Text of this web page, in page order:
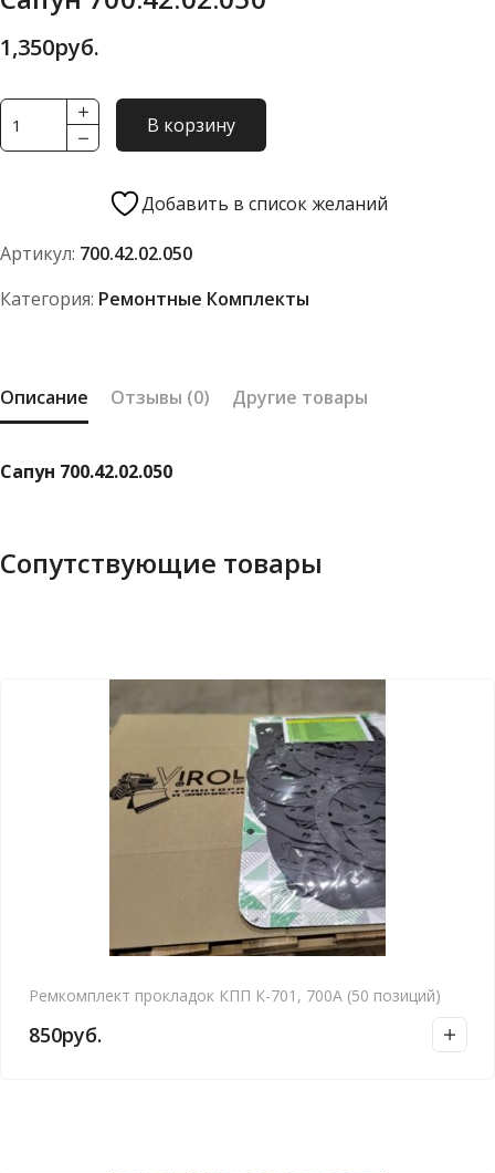
1,350руб.
Количество
товара
В корзину
Добавить в список желаний
Артикул: 700.42.02.050
Категория: Ремонтные Комплекты
Описание Отзывы (0) Другие товары
Сапун 700.42.02.050
Сопутствующие товары
Ремкомплект прокладок КПП К-701, 700А (50 позиций)
850руб.